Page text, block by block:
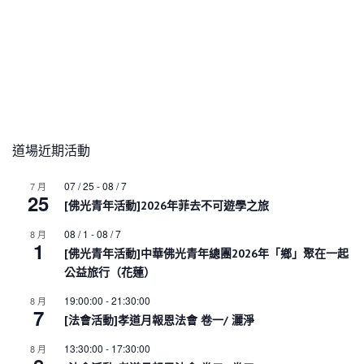
道場近期活動
7 月
25
07 / 25 -08 / 7
[佛光青年活動]2026年菲去不可遊學之旅
8 月
1
08 / 1 -08 / 7
[佛光青年活動]中華佛光青年總團2026年「鄉」聚在一起
公益旅行（花蓮）
8 月
7
19:00:00 -21:30:00
[法會活動]孝道月報恩法會 卷一/ 灑淨
8 月 13:30:00 - 17:30:00